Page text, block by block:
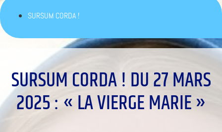
SURSUM CORDA !
SURSUM CORDA ! DU 27 MARS
2025 : « LA VIERGE MARIE »